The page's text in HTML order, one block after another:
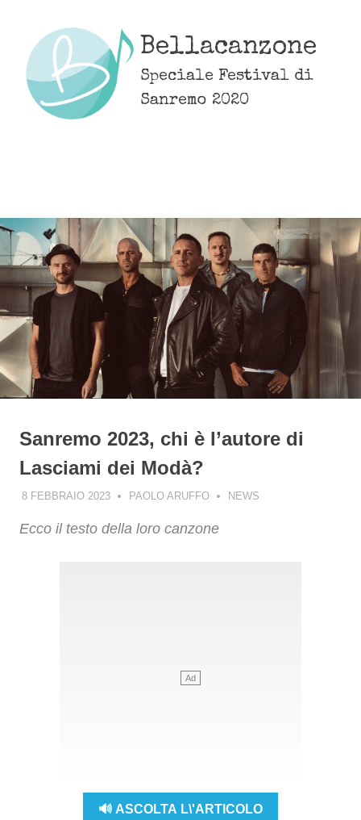
content
Bellacanzone
Speciale Festival di
Sanremo 2020
Sanremo 2023, chi è l’autore di
Lasciami dei Modà?
8 FEBBRAIO 2023 PAOLO ARUFFO NEWS
Ecco il testo della loro canzone
🔊 ASCOLTA L\'ARTICOLO